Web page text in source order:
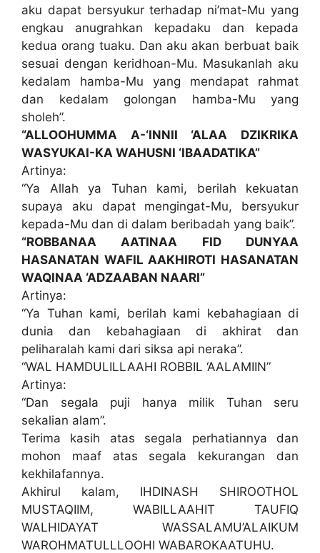
aku dapat bersyukur terhadap ni’mat-Mu yang
engkau anugrahkan kepadaku dan kepada
kedua orang tuaku. Dan aku akan berbuat baik
sesuai dengan keridhoan-Mu. Masukanlah aku
kedalam hamba-Mu yang mendapat rahmat
dan kedalam golongan hamba-Mu yang
sholeh”.
“ALLOOHUMMA A-‘INNII ‘ALAA DZIKRIKA
WASYUKAI-KA WAHUSNI ‘IBAADATIKA”
Artinya:
“Ya Allah ya Tuhan kami, berilah kekuatan
supaya aku dapat mengingat-Mu, bersyukur
kepada-Mu dan di dalam beribadah yang baik”.
“ROBBANAA AATINAA FID DUNYAA
HASANATAN WAFIL AAKHIROTI HASANATAN
WAQINAA ‘ADZAABAN NAARI”
Artinya:
“Ya Tuhan kami, berilah kami kebahagiaan di
dunia dan kebahagiaan di akhirat dan
peliharalah kami dari siksa api neraka”.
“WAL HAMDULILLAAHI ROBBIL ‘AALAMIIN”
Artinya:
“Dan segala puji hanya milik Tuhan seru
sekalian alam”.
Terima kasih atas segala perhatiannya dan
mohon maaf atas segala kekurangan dan
kekhilafannya.
Akhirul kalam, IHDINASH SHIROOTHOL
MUSTAQIIM, WABILLAAHIT TAUFIQ
WALHIDAYAT WASSALAMU’ALAIKUM
WAROHMATULLLOOHI WABAROKAATUHU.